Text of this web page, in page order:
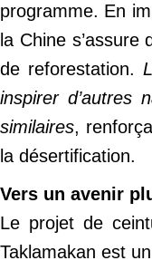
programme. En
la Chine
de reforestation.
inspirer d’autres
similaires,
la désertification.
Vers un avenir
Le projet de
Taklamakan est